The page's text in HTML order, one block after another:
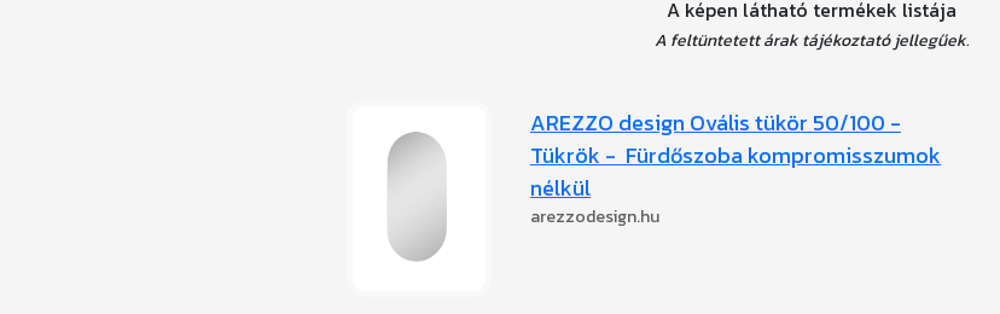
A képen látható termékek listája
A feltüntetett árak tájékoztató jellegűek.
AREZZO design Ovális tükör 50/100 -
Tükrök - Fürdőszoba kompromisszumok
nélkül
arezzodesign.hu